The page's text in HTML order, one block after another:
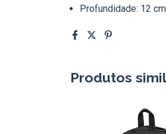
Profundidade: 12 cm
Produtos